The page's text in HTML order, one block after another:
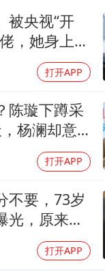
李嫣近照曝光
被央视“开
，她身上哪
打开APP
陈璇下蹲采
杨澜却意
打开APP
不要，73岁
光，原来他
打开APP